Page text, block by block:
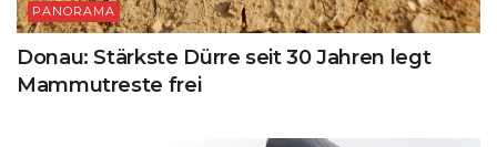
PANORAMA
Donau: Stärkste Dürre seit 30 Jahren legt
Mammutreste frei